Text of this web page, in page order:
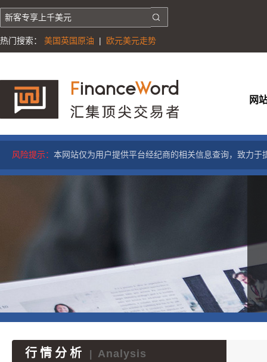
热门搜索： 美国英国原油 | 欧元美元走势
网
风险提示： 本网站仅为用户提供平台经纪商的相关信息查询，致力
行情分析 Analysis